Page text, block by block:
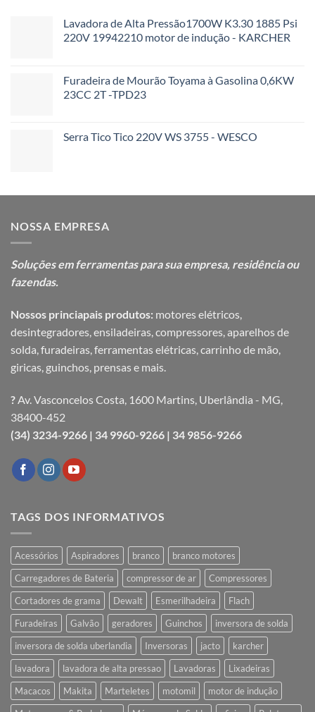
Lavadora de Alta Pressão1700W K3.30 1885 Psi
220V 19942210 motor de indução - KARCHER
Furadeira de Mourão Toyama à Gasolina 0,6KW
23CC 2T -TPD23
Serra Tico Tico 220V WS 3755 - WESCO
NOSSA EMPRESA
Soluções em ferramentas para suaempresa, residência ou
fazendas.
Nossos princiapais produtos: motores elétricos,
desintegradores, ensiladeiras, compressores, aparelhos de
solda, furadeiras, ferramentas elétricas, carrinho de mão,
giricas, guinchos, prensas e mais.
?Av. Vasconcelos Costa, 1600 Martins, Uberlândia - MG,
38400-452
(34) 3234-9266 | 34 9960-9266 | 34 9856-9266
TAGS DOS INFORMATIVOS
Acessórios Aspiradores branco
branco motores
Carregadores de Bateria
compressor de ar
Compressores
Cortadores de grama
Dewalt Esmerilhadeira
Flach
Furadeiras
Galvão geradores Guinchos
inversora de solda
inversora de solda uberlandia
Inversoras jacto
karcher
lavadora
lavadora de alta pressao Lavadoras
Lixadeiras
Macacos
Makita Marteletes motomil
motor de indução